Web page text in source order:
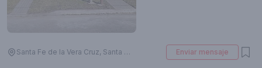
Santa Fe de la Vera Cruz, Santa Fe, Argentina Enviar mensaje